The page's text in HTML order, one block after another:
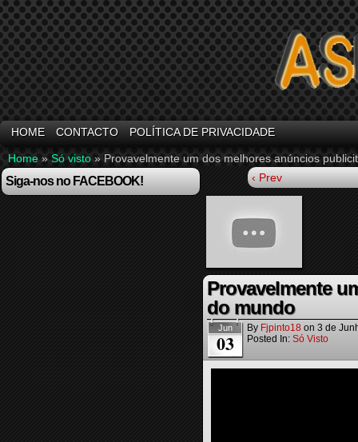
HOME CONTACTO POLÍTICA DE PRIVACIDADE
Home » Só visto » Provavelmente um dos melhores anúncios
Siga-nos no FACEBOOK! ‹ Prev
Provavelmente
do mundo
Jun
03
By Fjpinto18 on 3 de
Posted In: Só Visto